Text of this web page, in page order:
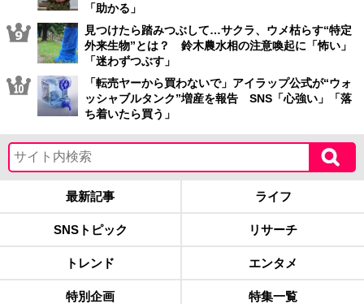
「助かる」
見つけたら踏みつぶして…サクラ、ウメ枯らす“特定
外来生物”とは？ 鈴木農水相の注意喚起に「怖い」
「迷わずつぶす」
「転売ヤーから買わないで」アイラップ公式が“ウォ
ッシャブルタンク”増産を報告 SNS「心強い」「落
ち着いたら買う」
最新記事 ライフ
SNSトピック リサーチ
トレンド エンタメ
特別企画 特集一覧